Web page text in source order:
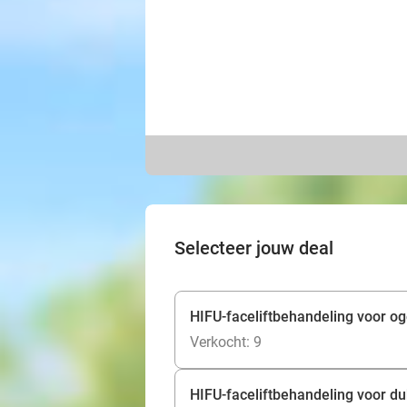
Selecteer jouw deal
HIFU-faceliftbehandeling voor
Verkocht: 9
HIFU-faceliftbehandeling voor